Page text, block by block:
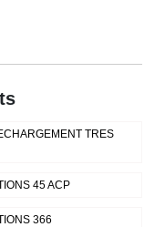
TRES
45 ACP
366